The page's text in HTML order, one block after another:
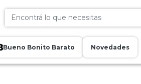
Bueno Bonito Barato Novedades